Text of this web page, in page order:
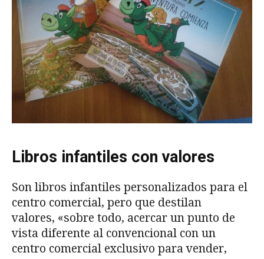
Libros infantiles con valores
Son libros infantiles personalizados para el
centro comercial, pero que destilan
valores, «sobre todo, acercar un punto de
vista diferente al convencional con un
centro comercial exclusivo para vender,